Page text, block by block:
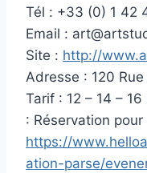
Tél : +33 (0) 1 42
Email :
Site : http://
Adresse : 120
Tarif : 12 – 14 – 16
: Réservation
https://
ation-parse/